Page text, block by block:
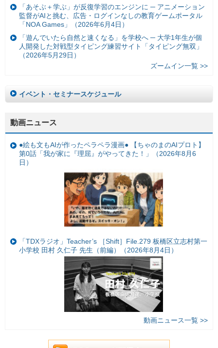
「あそぶ＋学ぶ」が反復学習のエンジンに ─ アニメーション
監督がAIと挑む、広告・ログインなしの教育ゲームポータル
「NOA Games」（2026年6月4日）
「遊んでいたら自然と速くなる」を学校へ ─ 大学1年生が個
人開発した対戦型タイピング練習サイト「タイピング無双」
（2026年5月29日）
ズームイン一覧 >>
イベント・セミナースケジュール
動画ニュース
●絵も文もAIが作ったペラペラ漫画● 【ちゃのまのAIプロト】
第0話「我が家に『理屈』がやってきた！」（2026年8月6
日）
「TDXラジオ」Teacher’s ［Shift］File.279 板橋区立志村第一
小学校 田村 久仁子 先生（前編）（2026年8月4日）
動画ニュース一覧 >>